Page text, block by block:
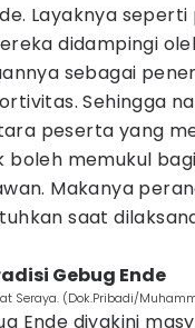
Layaknya
didampingi
sebagai
Sehingga
peserta yang
boleh memukul
Makanya
saat
Gebug Ende
Seraya. (Dok.Pribadi/
Ende diyakini